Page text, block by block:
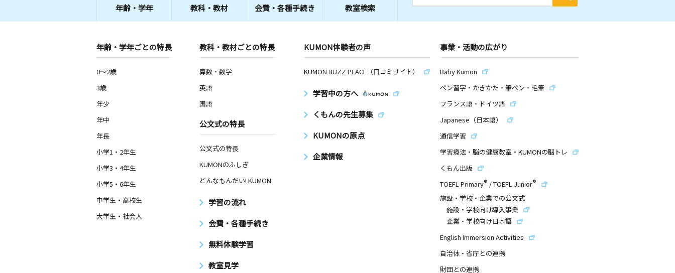
年齢・学年 教科・教材 会費・ 各種手続き 教室検索
年齢・学年ごとの特長
0～2歳
3歳
年少
年中
年長
小学1・2年生
小学3・4年生
小学5・6年生
中学生・高校生
大学生・社会人
教科・教材ごとの特長
算数・数学
英語
国語
公文式の特長
公文式の特長
KUMONのふしぎ
どんなもんだい! KUMON
学習の流れ
会費・各種手続き
無料体験学習
教室見学
KUMON体験者の声
KUMON BUZZ PLACE（口コミサイト）
学習中の方へ
くもんの先生募集
KUMONの原点
企業情報
事業・活動の広がり
Baby Kumon
ペン習字・かきかた・筆ペン・毛筆
フランス語・ドイツ語
Japanese（日本語）
通信学習
学習療法・脳の健康教室・KUMONの脳トレ
くもん出版
TOEFL Primary® /TOEFL Junior®
施設・学校・企業での公文式
施設・学校向け導入事業
企業・学校向け日本語
English Immersion Activities
自治体・省庁との連携
財団との連携